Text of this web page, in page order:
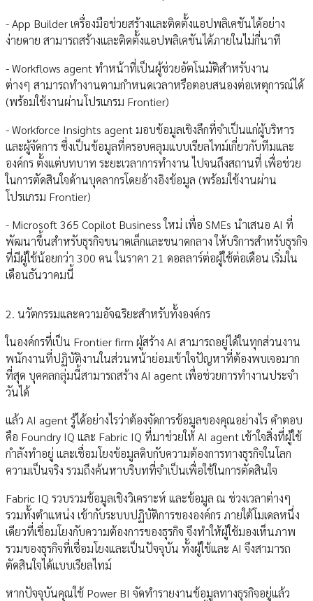
- App Builder เครื่องมือช่วยสร้างและติดตั้งแอปพลิเคชันได้อย่าง
ง่ายดาย สามารถสร้างและติดตั้งแอปพลิเคชันได้ภายในไม่กี่นาที
- Workflows agent ทำหน้าที่เป็นผู้ช่วยอัตโนมัติสำหรับงาน
ต่างๆ สามารถทำงานตามกำหนดเวลาหรือตอบสนองต่อเหตุการณ์ได้
(พร้อมใช้งานผ่านโปรแกรม Frontier)
- Workforce Insights agent มอบข้อมูลเชิงลึกที่จำเป็นแก่ผู้บริหาร
และผู้จัดการ ซึ่งเป็นข้อมูลที่ครอบคลุมแบบเรียลไทม์เกี่ยวกับทีมและ
องค์กร ตั้งแต่บทบาท ระยะเวลาการทำงาน ไปจนถึงสถานที่ เพื่อช่วย
ในการตัดสินใจด้านบุคลากรโดยอ้างอิงข้อมูล (พร้อมใช้งานผ่าน
โปรแกรม Frontier)
- Microsoft 365 Copilot Business ใหม่ เพื่อ SMEs นำเสนอ AI ที่
พัฒนาขึ้นสำหรับธุรกิจขนาดเล็กและขนาดกลาง ให้บริการสำหรับธุรกิจ
ที่มีผู้ใช้น้อยกว่า 300 คน ในราคา 21 ดอลลาร์ต่อผู้ใช้ต่อเดือน เริ่มใน
เดือนธันวาคมนี้
2. นวัตกรรมและความอัจฉริยะสำหรับทั้งองค์กร
ในองค์กรที่เป็น Frontier firm ผู้สร้าง AI สามารถอยู่ได้ในทุกส่วนงาน
พนักงานที่ปฏิบัติงานในส่วนหน้าย่อมเข้าใจปัญหาที่ต้องพบเจอมาก
ที่สุด บุคคลกลุ่มนี้สามารถสร้าง AI agent เพื่อช่วยการทำงานประจำ
วันได้
แล้ว AI agent รู้ได้อย่างไรว่าต้องจัดการข้อมูลของคุณอย่างไร คำตอบ
คือ Foundry IQ และ Fabric IQ ที่มาช่วยให้ AI agent เข้าใจสิ่งที่ผู้ใช้
กำลังทำอยู่ และเชื่อมโยงข้อมูลดิบกับความต้องการทางธุรกิจในโลก
ความเป็นจริง รวมถึงค้นหาบริบทที่จำเป็นเพื่อใช้ในการตัดสินใจ
Fabric IQ รวบรวมข้อมูลเชิงวิเคราะห์ และข้อมูล ณ ช่วงเวลาต่างๆ
รวมทั้งตำแหน่ง เข้ากับระบบปฏิบัติการขององค์กร ภายใต้โมเดลหนึ่ง
เดียวที่เชื่อมโยงกับความต้องการของธุรกิจ จึงทำให้ผู้ใช้มองเห็นภาพ
รวมของธุรกิจที่เชื่อมโยงและเป็นปัจจุบัน ทั้งผู้ใช้และ AI จึงสามารถ
ตัดสินใจได้แบบเรียลไทม์
หากปัจจุบันคุณใช้ Power BI จัดทำรายงานข้อมูลทางธุรกิจอยู่แล้ว